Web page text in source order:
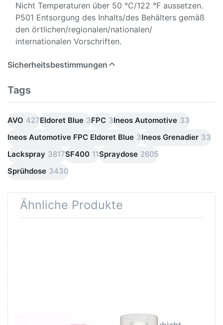
Nicht Temperaturen über 50 °C/122 °F aussetzen.
P501 Entsorgung des Inhalts/des Behälters gemäß
den örtlichen/regionalen/nationalen/
internationalen Vorschriften.
Sicherheitsbestimmungen
Tags
AVO 427Eldoret Blue 3FPC 3Ineos Automotive 33
Ineos Automotive FPC Eldoret Blue 3Ineos Grenadier 33
Lackspray 3817SF400 11Spraydose 2605
Sprühdose 3430
Ähnliche Produkte